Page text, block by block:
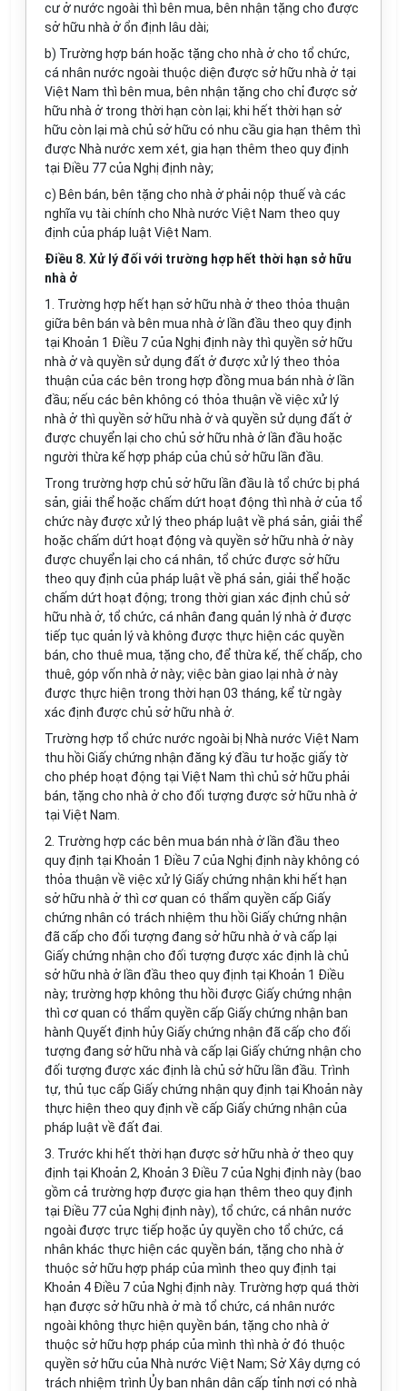
cư ở nước ngoài thì bên mua, bên nhận tặng cho được
sở hữu nhà ở ổn định lâu dài;
b) Trường hợp bán hoặc tặng cho nhà ở cho tổ chức,
cá nhân nước ngoài thuộc diện được sở hữu nhà ở tại
Việt Nam thì bên mua, bên nhận tặng cho chỉ được sở
hữu nhà ở trong thời hạn còn lại; khi hết thời hạn sở
hữu còn lại mà chủ sở hữu có nhu cầu gia hạn thêm thì
được Nhà nước xem xét, gia hạn thêm theo quy định
tại Điều 77 của Nghị định này;
c) Bên bán, bên tặng cho nhà ở phải nộp thuế và các
nghĩa vụ tài chính cho Nhà nước Việt Nam theo quy
định của pháp luật Việt Nam.
Điều 8. Xử lý đối với trường hợp hết thời hạn sở hữu
nhà ở
1. Trường hợp hết hạn sở hữu nhà ở theo thỏa thuận
giữa bên bán và bên mua nhà ở lần đầu theo quy định
tại Khoản 1 Điều 7 của Nghị định này thì quyền sở hữu
nhà ở và quyền sử dụng đất ở được xử lý theo thỏa
thuận của các bên trong hợp đồng mua bán nhà ở lần
đầu; nếu các bên không có thỏa thuận về việc xử lý
nhà ở thì quyền sở hữu nhà ở và quyền sử dụng đất ở
được chuyển lại cho chủ sở hữu nhà ở lần đầu hoặc
người thừa kế hợp pháp của chủ sở hữu lần đầu.
Trong trường hợp chủ sở hữu lần đầu là tổ chức bị phá
sản, giải thể hoặc chấm dứt hoạt động thì nhà ở của tổ
chức này được xử lý theo pháp luật về phá sản, giải thể
hoặc chấm dứt hoạt động và quyền sở hữu nhà ở này
được chuyển lại cho cá nhân, tổ chức được sở hữu
theo quy định của pháp luật về phá sản, giải thể hoặc
chấm dứt hoạt động; trong thời gian xác định chủ sở
hữu nhà ở, tổ chức, cá nhân đang quản lý nhà ở được
tiếp tục quản lý và không được thực hiện các quyền
bán, cho thuê mua, tặng cho, để thừa kế, thế chấp, cho
thuê, góp vốn nhà ở này; việc bàn giao lại nhà ở này
được thực hiện trong thời hạn 03 tháng, kể từ ngày
xác định được chủ sở hữu nhà ở.
Trường hợp tổ chức nước ngoài bị Nhà nước Việt Nam
thu hồi Giấy chứng nhận đăng ký đầu tư hoặc giấy tờ
cho phép hoạt động tại Việt Nam thì chủ sở hữu phải
bán, tặng cho nhà ở cho đối tượng được sở hữu nhà ở
tại Việt Nam.
2. Trường hợp các bên mua bán nhà ở lần đầu theo
quy định tại Khoản 1 Điều 7 của Nghị định này không có
thỏa thuận về việc xử lý Giấy chứng nhận khi hết hạn
sở hữu nhà ở thì cơ quan có thẩm quyền cấp Giấy
chứng nhân có trách nhiệm thu hồi Giấy chứng nhận
đã cấp cho đối tượng đang sở hữu nhà ở và cấp lại
Giấy chứng nhận cho đối tượng được xác định là chủ
sở hữu nhà ở lần đầu theo quy định tại Khoản 1 Điều
này; trường hợp không thu hồi được Giấy chứng nhận
thì cơ quan có thẩm quyền cấp Giấy chứng nhận ban
hành Quyết định hủy Giấy chứng nhận đã cấp cho đối
tượng đang sở hữu nhà và cấp lại Giấy chứng nhận cho
đối tượng được xác định là chủ sở hữu lần đầu. Trình
tự, thủ tục cấp Giấy chứng nhận quy định tại Khoản này
thực hiện theo quy định về cấp Giấy chứng nhận của
pháp luật về đất đai.
3. Trước khi hết thời hạn được sở hữu nhà ở theo quy
định tại Khoản 2, Khoản 3 Điều 7 của Nghị định này (bao
gồm cả trường hợp được gia hạn thêm theo quy định
tại Điều 77 của Nghị định này), tổ chức, cá nhân nước
ngoài được trực tiếp hoặc ủy quyền cho tổ chức, cá
nhân khác thực hiện các quyền bán, tặng cho nhà ở
thuộc sở hữu hợp pháp của mình theo quy định tại
Khoản 4 Điều 7 của Nghị định này. Trường hợp quá thời
hạn được sở hữu nhà ở mà tổ chức, cá nhân nước
ngoài không thực hiện quyền bán, tặng cho nhà ở
thuộc sở hữu hợp pháp của mình thì nhà ở đó thuộc
quyền sở hữu của Nhà nước Việt Nam; Sở Xây dựng có
trách nhiệm trình Ủy ban nhân dân cấp tỉnh nơi có nhà